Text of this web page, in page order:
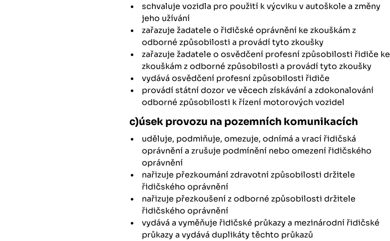
schvaluje vozidla pro použití k výcviku v autoškole a změny
jeho užívání
zařazuje žadatele o řidičské oprávnění ke zkouškám z
odborné způsobilosti a provádí tyto zkoušky
zařazuje žadatele o osvědčení profesní způsobilosti řidiče ke
zkouškám z odborné způsobilosti a provádí tyto zkoušky
vydává osvědčení profesní způsobilosti řidiče
provádí státní dozor ve věcech získávání a zdokonalování
odborné způsobilosti k řízení motorových vozidel
c)úsek provozu na pozemních komunikacích
uděluje, podmiňuje, omezuje, odnímá a vrací řidičská
oprávnění a zrušuje podmínění nebo omezení řidičského
oprávnění
nařizuje přezkoumání zdravotní způsobilosti držitele
řidičského oprávnění
nařizuje přezkoušení z odborné způsobilosti držitele
řidičského oprávnění
vydává a vyměňuje řidičské průkazy a mezinárodní řidičské
průkazy a vydává duplikáty těchto průkazů